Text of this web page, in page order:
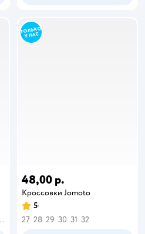
36
48,00 р.
Кроссовки Jomoto
5
27 28 29 30 31 32